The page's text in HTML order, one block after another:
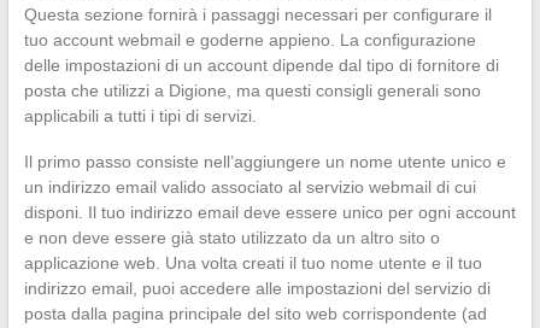
Questa sezione fornirà i passaggi necessari per configurare il
tuo account webmail e goderne appieno. La configurazione
delle impostazioni di un account dipende dal tipo di fornitore di
posta che utilizzi a Digione, ma questi consigli generali sono
applicabili a tutti i tipi di servizi.
Il primo passo consiste nell’aggiungere un nome utente unico e
un indirizzo email valido associato al servizio webmail di cui
disponi. Il tuo indirizzo email deve essere unico per ogni account
e non deve essere già stato utilizzato da un altro sito o
applicazione web. Una volta creati il tuo nome utente e il tuo
indirizzo email, puoi accedere alle impostazioni del servizio di
posta dalla pagina principale del sito web corrispondente (ad